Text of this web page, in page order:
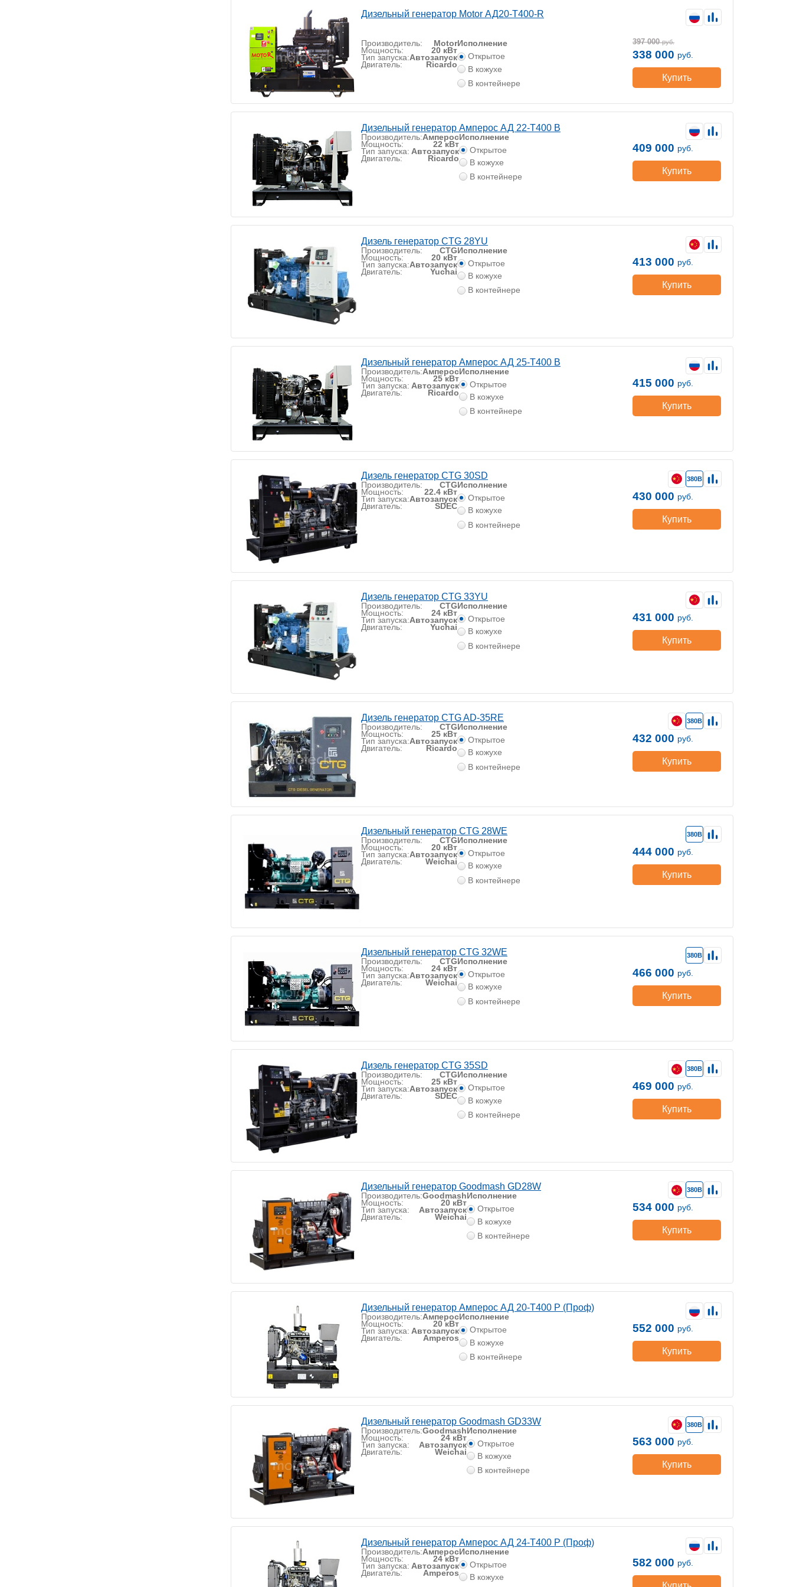
Дизельный генератор Motor АД20-Т400-R
Производитель: Motor
Мощность: 20 кВт
Тип запуска:Автозапуск
Двигатель: Ricardo
Исполнение
Открытое
В кожухе
В контейнере
397 000 руб.
338 000 руб.
Купить
Дизельный генератор Амперос АД 22-Т400 B
Производитель:Амперос
Мощность: 22 кВт
Тип запуска: Автозапуск
Двигатель: Ricardo
Исполнение
Открытое
В кожухе
В контейнере
409 000 руб.
Купить
Дизель генератор CTG 28YU
Производитель: CTG
Мощность: 20 кВт
Тип запуска:Автозапуск
Двигатель: Yuchai
Исполнение
Открытое
В кожухе
В контейнере
413 000 руб.
Купить
Дизельный генератор Амперос АД 25-Т400 B
Производитель:Амперос
Мощность: 25 кВт
Тип запуска: Автозапуск
Двигатель: Ricardo
Исполнение
Открытое
В кожухе
В контейнере
415 000 руб.
Купить
Дизель генератор CTG 30SD
Производитель: CTG
Мощность: 22.4 кВт
Тип запуска:Автозапуск
Двигатель: SDEC
Исполнение
Открытое
В кожухе
В контейнере
380В
430 000 руб.
Купить
Дизель генератор CTG 33YU
Производитель: CTG
Мощность: 24 кВт
Тип запуска:Автозапуск
Двигатель: Yuchai
Исполнение
Открытое
В кожухе
В контейнере
431 000 руб.
Купить
Дизель генератор CTG AD-35RE
Производитель: CTG
Мощность: 25 кВт
Тип запуска:Автозапуск
Двигатель: Ricardo
Исполнение
Открытое
В кожухе
В контейнере
380В
432 000 руб.
Купить
Дизельный генератор CTG 28WE
Производитель: CTG
Мощность: 20 кВт
Тип запуска:Автозапуск
Двигатель: Weichai
Исполнение
Открытое
В кожухе
В контейнере
380В
444 000 руб.
Купить
Дизельный генератор CTG 32WE
Производитель: CTG
Мощность: 24 кВт
Тип запуска:Автозапуск
Двигатель: Weichai
Исполнение
Открытое
В кожухе
В контейнере
380В
466 000 руб.
Купить
Дизель генератор CTG 35SD
Производитель: CTG
Мощность: 25 кВт
Тип запуска:Автозапуск
Двигатель: SDEC
Исполнение
Открытое
В кожухе
В контейнере
380В
469 000 руб.
Купить
Дизельный генератор Goodmash GD28W
Производитель:Goodmash
Мощность: 20 кВт
Тип запуска: Автозапуск
Двигатель: Weichai
Исполнение
Открытое
В кожухе
В контейнере
380В
534 000 руб.
Купить
Дизельный генератор Амперос АД 20-Т400 P (Проф)
Производитель:Амперос
Мощность: 20 кВт
Тип запуска: Автозапуск
Двигатель: Amperos
Исполнение
Открытое
В кожухе
В контейнере
552 000 руб.
Купить
Дизельный генератор Goodmash GD33W
Производитель:Goodmash
Мощность: 24 кВт
Тип запуска: Автозапуск
Двигатель: Weichai
Исполнение
Открытое
В кожухе
В контейнере
380В
563 000 руб.
Купить
Дизельный генератор Амперос АД 24-Т400 P (Проф)
Производитель:Амперос
Мощность: 24 кВт
Тип запуска: Автозапуск
Двигатель: Amperos
Исполнение
Открытое
В кожухе
582 000 руб.